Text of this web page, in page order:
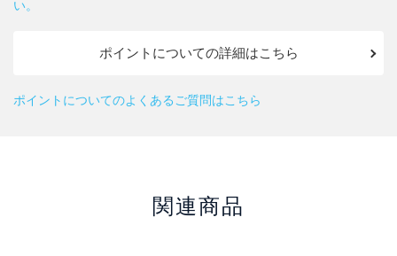
い。
ポイントについての詳細はこちら
ポイントについてのよくあるご質問はこちら
関連商品